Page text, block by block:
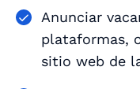
Anunciar
plataformas,
sitio web de